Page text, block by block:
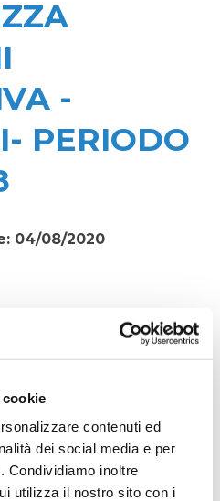
contenuti ed
dei social media e per
Condividiamo inoltre
utilizza il nostro sito con i
-
PERIODO
04/08/2020
- Ufficio
CUMULATIVA -
2018